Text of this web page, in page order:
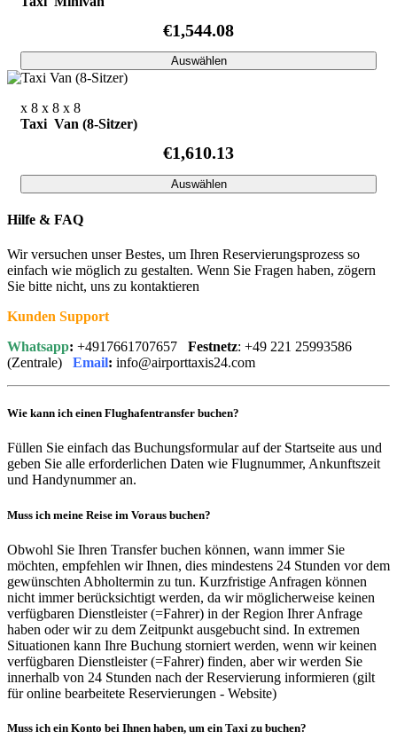
€1,544.08
Auswählen
x 8 x 8 x 8
Taxi Van (8-Sitzer)
€1,610.13
Auswählen
Hilfe & FAQ
Wir versuchen unser Bestes, um Ihren Reservierungsprozess so
einfach wie möglich zu gestalten. Wenn Sie Fragen haben, zögern
Sie bitte nicht, uns zu kontaktieren
Kunden Support
Whatsapp: +4917661707657 Festnetz: +49 221 25993586
(Zentrale) Email: info@airporttaxis24.com
Wie kann ich einen Flughafentransfer buchen?
Füllen Sie einfach das Buchungsformular auf der Startseite aus und
geben Sie alle erforderlichen Daten wie Flugnummer, Ankunftszeit
und Handynummer an.
Muss ich meine Reise im Voraus buchen?
Obwohl Sie Ihren Transfer buchen können, wann immer Sie
möchten, empfehlen wir Ihnen, dies mindestens 24 Stunden vor dem
gewünschten Abholtermin zu tun. Kurzfristige Anfragen können
nicht immer berücksichtigt werden, da wir möglicherweise keinen
verfügbaren Dienstleister (=Fahrer) in der Region Ihrer Anfrage
haben oder wir zu dem Zeitpunkt ausgebucht sind. In extremen
Situationen kann Ihre Buchung storniert werden, wenn wir keinen
verfügbaren Dienstleister (=Fahrer) finden, aber wir werden Sie
innerhalb von 24 Stunden nach der Reservierung informieren (gilt
für online bearbeitete Reservierungen - Website)
Muss ich ein Konto bei Ihnen haben, um ein Taxi zu buchen?